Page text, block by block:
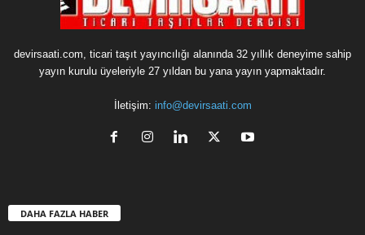
devirsaati.com, ticari taşıt yayıncılığı alanında 32 yıllık deneyime sahip
yayın kurulu üyeleriyle 27 yıldan bu yana yayın yapmaktadır.
İletişim: info@devirsaati.com
DAHA FAZLA HABER